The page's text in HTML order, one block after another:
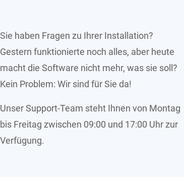
Sie haben Fragen zu Ihrer Installation?
Gestern funktionierte noch alles, aber heute
macht die Software nicht mehr, was sie soll?
Kein Problem: Wir sind für Sie da!
Unser Support-Team steht Ihnen von Montag
bis Freitag zwischen 09:00 und 17:00 Uhr zur
Verfügung.